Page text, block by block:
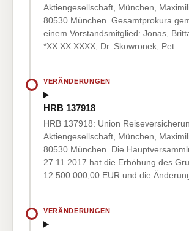
Aktiengesellschaft, München,
80530 München. Gesamtprokura
einem Vorstandsmitglied: Jonas,
*XX.XX.XXXX; Dr. Skowronek, Pet…
VERÄNDERUNGEN
HRB 137918
HRB 137918: Union
Aktiengesellschaft, München,
80530 München. Die
27.11.2017 hat die Erhöhung des
12.500.000,00 EUR und die
VERÄNDERUNGEN